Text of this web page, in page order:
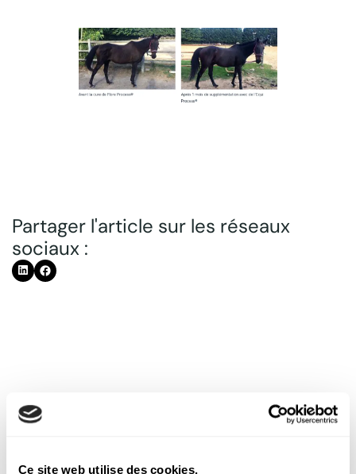
Ce site web utilise des cookies.
Partager l'article sur les réseaux
sociaux :
Découvrez nos autres